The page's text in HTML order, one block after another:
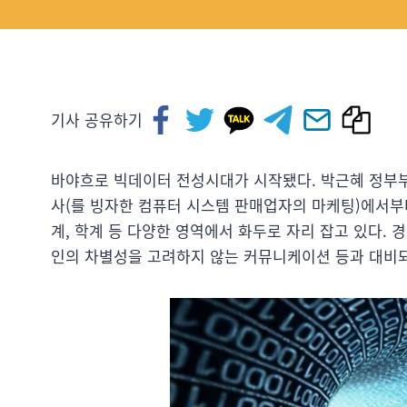
기사 공유하기
바야흐로 빅데이터 전성시대가 시작됐다. 박근혜 정
사(를 빙자한 컴퓨터 시스템 판매업자의 마케팅)에서
계, 학계 등 다양한 영역에서 화두로 자리 잡고 있다.
인의 차별성을 고려하지 않는 커뮤니케이션 등과 대